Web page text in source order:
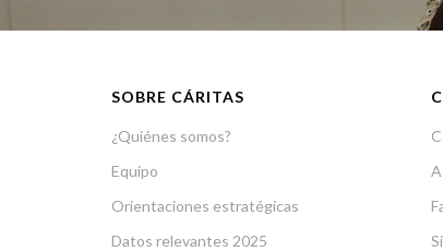
SOBRE CÁRITAS
¿Quiénes somos?
Equipo
Orientaciones estratégicas
Datos relevantes 2025